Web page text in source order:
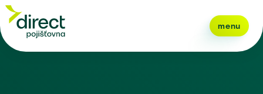
menu